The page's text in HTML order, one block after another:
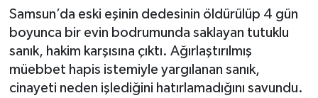
Samsun’da eski eşinin dedesinin öldürülüp 4 gün
boyunca bir evin bodrumunda saklayan tutuklu
sanık, hakim karşısına çıktı. Ağırlaştırılmış
müebbet hapis istemiyle yargılanan sanık,
cinayeti neden işlediğini hatırlamadığını savundu.
Sağlık
Son Dakika Haberleri
Haber Arşivi